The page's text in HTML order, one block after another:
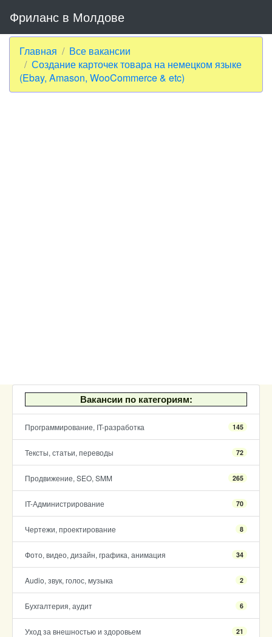
Фриланс в Молдове
Главная
Все вакансии
Создание карточек товара на немецком языке
(Ebay, Amason, WooCommerce & etc)
Вакансии по категориям:
Программирование, IT-разработка 145
Тексты, статьи, переводы 72
Продвижение, SEO, SMM 265
IT-Администрирование 70
Чертежи, проектирование 8
Фото, видео, дизайн, графика, анимация 34
Audio, звук, голос, музыка 2
Бухгалтерия, аудит 6
Уход за внешностью и здоровьем 21